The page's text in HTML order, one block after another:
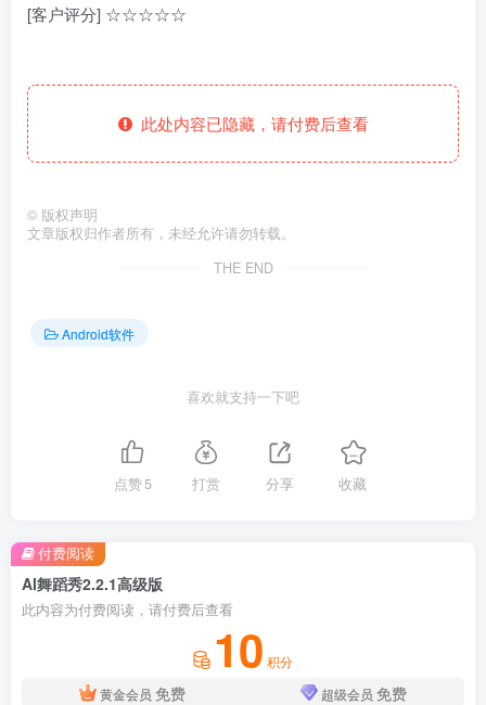
[客户评分] ☆☆☆☆☆
此处内容已隐藏，请付费后查看
© 版权声明
文章版权归作者所有，未经允许请勿转载。
THE END
Android软件
喜欢就支持一下吧
点赞5 打赏 分享 收藏
AI舞蹈秀2.2.1高级版
此内容为付费阅读，请付费后查看
10 积分
黄金会员 免费 超级会员 免费
付费阅读